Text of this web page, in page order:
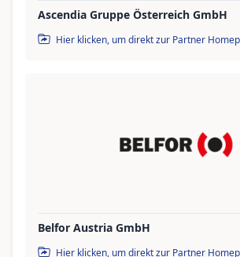
Ascendia Gruppe Österreich GmbH
Hier klicken, um direkt zur Partner
Belfor Austria GmbH
Hier klicken, um direkt zur Partner